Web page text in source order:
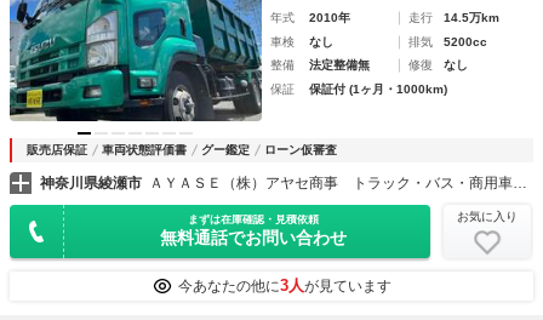
年式 2010年 走行
14.5万km
車検
なし 排気
5200cc
整備
法定整備無 修復
なし
保証
保証付 (1ヶ月・1000km)
販売店保証 車両状態評価書 グー鑑定 ローン仮審査
神奈川県綾瀬市
まずは在庫確認・見積依頼
無料通話でお問い合わせ
お気に入り
今あなたの他に3人が見ています